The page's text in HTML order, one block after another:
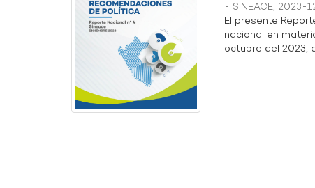
- SINEACE, 2023-
El presente
nacional en
octubre del 2023,